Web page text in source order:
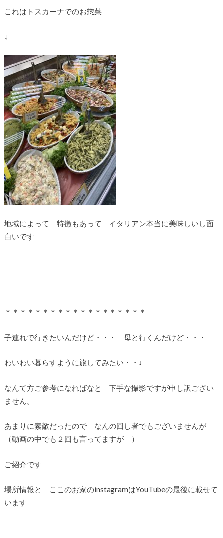
これはトスカーナでのお惣菜
↓
地域によって 特徴もあって イタリアン本当に美味しいし面
白いです
＊＊＊＊＊＊＊＊＊＊＊＊＊＊＊＊＊＊＊
子連れで行きたいんだけど・・・ 母と行くんだけど・・・
わいわい暮らすように旅してみたい・・♩
なんて方ご参考になればなと 下手な撮影ですが申し訳ござい
ません。
あまりに素敵だったので なんの回し者でもございませんが
（動画の中でも２回も言ってますが ）
ご紹介です
場所情報と ここのお家のinstagramはYouTubeの最後に載せて
います